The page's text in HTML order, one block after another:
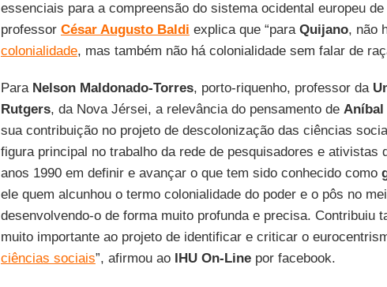
essenciais para a compreensão do sistema ocidental europeu
professor César Augusto Baldi explica que “para Quijano, não
colonialidade, mas também não há colonialidade sem falar de
Para Nelson Maldonado-Torres, porto-riquenho, professor da
Rutgers, da Nova Jérsei, a relevância do pensamento de Aníbal
sua contribuição no projeto de descolonização das ciências
figura principal no trabalho da rede de pesquisadores e ativistas
anos 1990 em definir e avançar o que tem sido conhecido como
ele quem alcunhou o termo colonialidade do poder e o pôs no
desenvolvendo-o de forma muito profunda e precisa. Contribuiu
muito importante ao projeto de identificar e criticar o
ciências sociais”, afirmou ao IHU On-Linepor facebook.